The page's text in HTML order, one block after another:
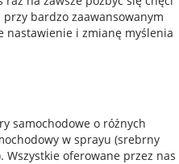
przy bardzo zaawansowanym
nastawienie i zmianę myślenia
samochodowe o różnych
w sprayu (srebrny
oferowane przez nas